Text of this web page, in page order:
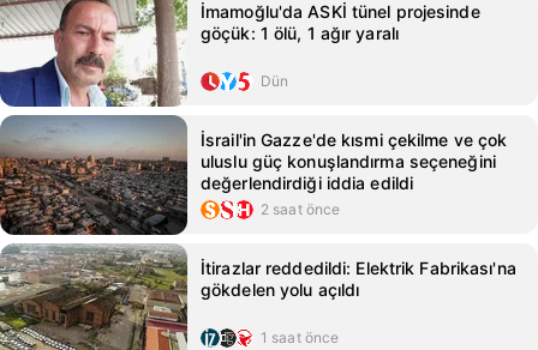
İmamoğlu'da ASKİ tünel projesinde
göçük: 1 ölü, 1 ağır yaralı
Dün
İsrail'in Gazze'de kısmi çekilme ve çok
uluslu güç konuşlandırma seçeneğini
değerlendirdiği iddia edildi
2 saat önce
İtirazlar reddedildi: Elektrik Fabrikası'na
gökdelen yolu açıldı
1 saat önce